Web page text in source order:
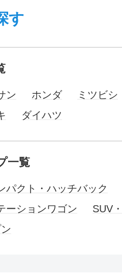
す
ン ホンダ
ミツビシ
ダイハツ
一覧
パクト・ハッチバック
ーションワゴン
SUV